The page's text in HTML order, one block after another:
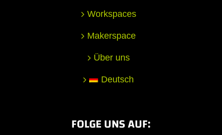
Workspaces
Makerspace
Über uns
Deutsch
FOLGE UNS AUF: